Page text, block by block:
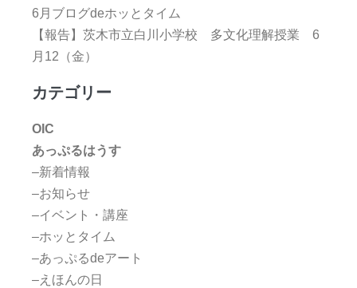
6月ブログdeホッとタイム
【報告】茨木市立白川小学校 多文化理解授業 6
月12（金）
カテゴリー
OIC
あっぷるはうす
–新着情報
–お知らせ
–イベント・講座
–ホッとタイム
–あっぷるdeアート
–えほんの日